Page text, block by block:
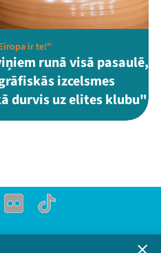
ir te!"
runā visā pasaulē,
izcelsmes
durvis uz elites klubu"
Flick TikTok